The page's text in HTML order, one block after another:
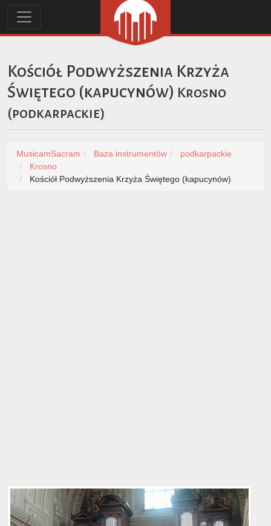
Kościół Podwyższenia Krzyża
Świętego (kapucynów) Krosno
(podkarpackie)
MusicamSacram Baza instrumentów
podkarpackie
Krosno
Kościół Podwyższenia Krzyża Świętego (kapucynów)